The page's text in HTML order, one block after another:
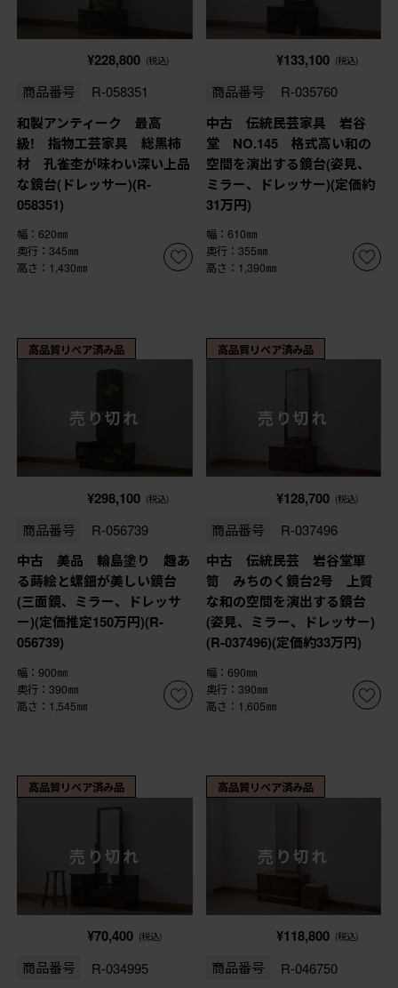
¥228,800 (税込)
商品番号 R-058351
和製アンティーク 最高
級! 指物工芸家具 総黒柿
材 孔雀杢が味わい深い上品
な鏡台(ドレッサー)(R-
058351)
幅：620㎜
奥行：345㎜
高さ：1,430㎜
¥133,100 (税込)
商品番号 R-035760
中古 伝統民芸家具 岩谷
堂 NO.145 格式高い和の
空間を演出する鏡台(姿見、
ミラー、ドレッサー)(定価約
31万円)
幅：610㎜
奥行：355㎜
高さ：1,390㎜
高品質リペア済み品
売り切れ
¥298,100 (税込)
商品番号 R-056739
中古 美品 輪島塗り 趣あ
る蒔絵と螺鈿が美しい鏡台
(三面鏡、ミラー、ドレッサ
ー)(定価推定150万円)(R-
056739)
幅：900㎜
奥行：390㎜
高さ：1,545㎜
高品質リペア済み品
売り切れ
¥128,700 (税込)
商品番号 R-037496
中古 伝統民芸 岩谷堂箪
笥 みちのく鏡台2号 上質
な和の空間を演出する鏡台
(姿見、ミラー、ドレッサー)
(R-037496)(定価約33万円)
幅：690㎜
奥行：390㎜
高さ：1,605㎜
高品質リペア済み品
売り切れ
¥70,400 (税込)
商品番号 R-034995
高品質リペア済み品
売り切れ
¥118,800 (税込)
商品番号 R-046750